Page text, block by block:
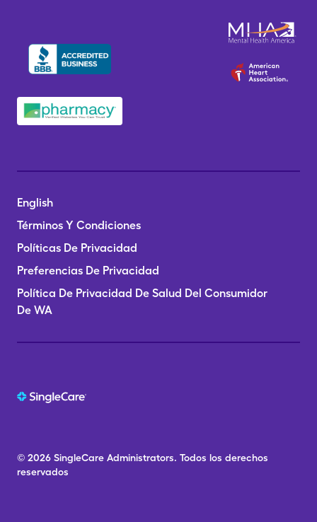
English
Términos Y Condiciones
Políticas De Privacidad
Preferencias De Privacidad
Política De Privacidad De Salud Del Consumidor
De WA
© 2026 SingleCare Administrators. Todos los derechos
reservados